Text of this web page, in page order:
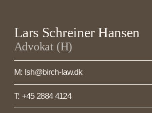
Lars Schreiner Hansen
Advokat (H)
M: lsh@birch-law.dk
T: +45 2884 4124